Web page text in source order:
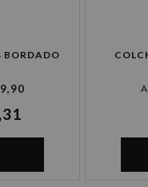
BORDADO